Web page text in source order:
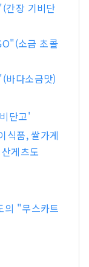
세계적인 관광
간장 기비단
소금 초콜
바다소금맛)
단고'
품, 쌀가게
게츠도
의 "무스카트